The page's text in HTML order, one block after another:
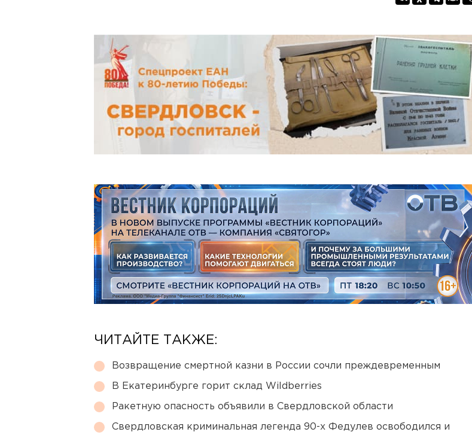
ЧИТАЙТЕ ТАКЖЕ:
Возвращение смертной казни в России сочли преждевременным
В Екатеринбурге горит склад Wildberries
Ракетную опасность объявили в Свердловской области
Свердловская криминальная легенда 90-х Федулев освободился и